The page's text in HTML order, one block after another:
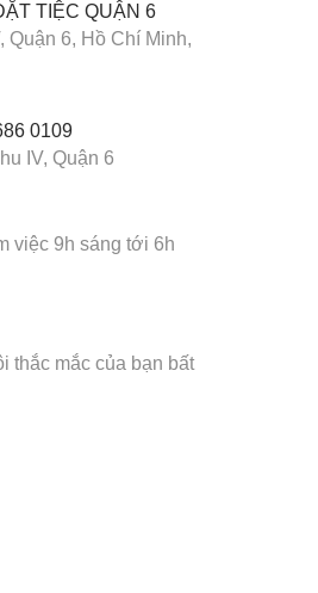
TIỆC QUẬN 6
Quận 6, Hồ Chí Minh,
0109
IV, Quận 6
việc 9h sáng tới 6h
thắc mắc của bạn bất